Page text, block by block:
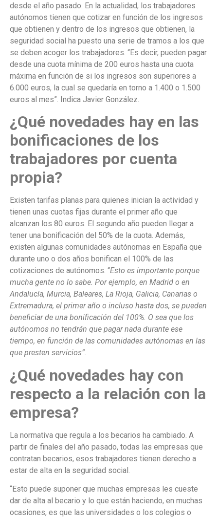
desde el año pasado. En la actualidad, los trabajadores
autónomos tienen que cotizar en función de los ingresos
que obtienen y dentro de los ingresos que obtienen, la
seguridad social ha puesto una serie de tramos a los que
se deben acoger los trabajadores. “Es decir, pueden pagar
desde una cuota mínima de 200 euros hasta una cuota
máxima en función de si los ingresos son superiores a
6.000 euros, la cual se quedaría en torno a 1.400 o 1.500
euros al mes”. Indica Javier González.
¿Qué novedades hay en las
bonificaciones de los
trabajadores por cuenta
propia?
Existen tarifas planas para quienes inician la actividad y
tienen unas cuotas fijas durante el primer año que
alcanzan los 80 euros. El segundo año pueden llegar a
tener una bonificación del 50% de la cuota. Además,
existen algunas comunidades autónomas en España que
durante uno o dos años bonifican el 100% de las
cotizaciones de autónomos. “Esto es importante porque
mucha gente no lo sabe. Por ejemplo, en Madrid o en
Andalucía, Murcia, Baleares, La Rioja, Galicia, Canarias o
Extremadura, el primer año o incluso hasta dos, se pueden
beneficiar de una bonificación del 100%. O sea que los
autónomos no tendrán que pagar nada durante ese
tiempo, en función de las comunidades autónomas en las
que presten servicios”.
¿Qué novedades hay con
respecto a la relación con la
empresa?
La normativa que regula a los becarios ha cambiado. A
partir de finales del año pasado, todas las empresas que
contratan becarios, esos trabajadores tienen derecho a
estar de alta en la seguridad social.
“Esto puede suponer que muchas empresas les cueste
dar de alta al becario y lo que están haciendo, en muchas
ocasiones, es que las universidades o los colegios o